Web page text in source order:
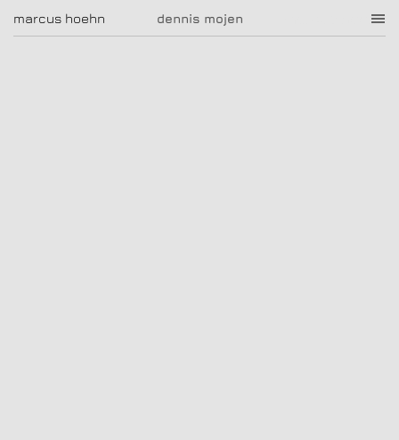
dennis mojen
marcus hoehn marcus hoehn
|